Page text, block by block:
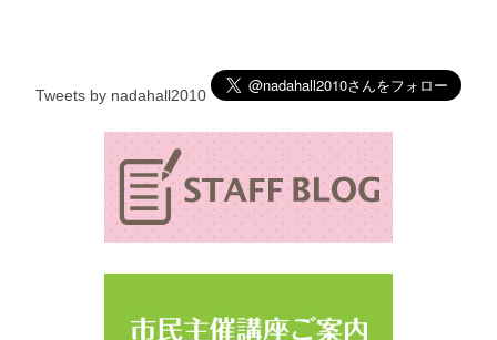
Tweets by nadahall2010